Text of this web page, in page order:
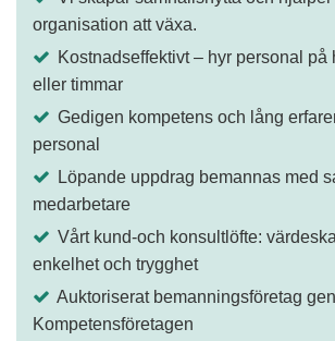
organisation att växa.
Kostnadseffektivt – hyr personal på
eller timmar
Gedigen kompetens och lång
personal
Löpande uppdrag bemannas med
medarbetare
Vårt kund-och konsultlöfte:
enkelhet och trygghet
Auktoriserat bemanningsföretag
Kompetensföretagen